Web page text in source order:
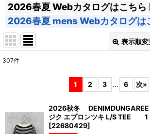
2026春夏 Webカタログはこちら
2026春夏 mens Webカタログは
表示順変
並び順:
307件
1 2 3 ... 6 次»
2026秋冬
ジク エプロンツキ L/S TEE 1
[22680429]